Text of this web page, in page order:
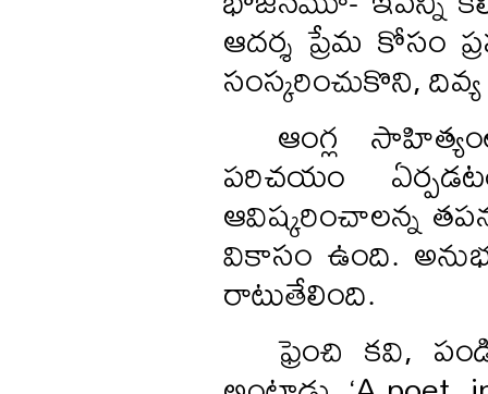
ఆదర్శ ప్రేమ కోసం
సంస్కరించుకొని, దివ్య
ఆంగ్ల
పరిచయం
ఆవిష్కరించాలన్న
వికాసం ఉంది.
రాటుతేలింది.
ఫ్రెంచి కవి,